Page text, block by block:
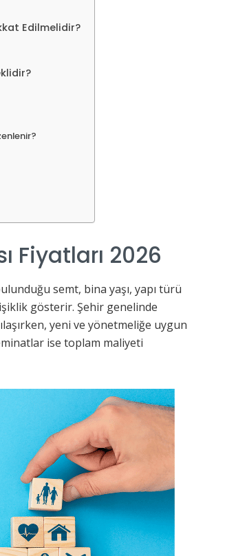
Edilmelidir?
Fiyatları 2026
semt, bina yaşı, yapı türü
gösterir. Şehir genelinde
yeni ve yönetmeliğe uygun
ise toplam maliyeti